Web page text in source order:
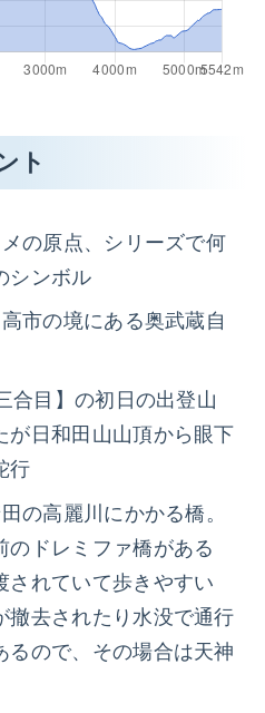
ト
の原点、シリーズで何
シンボル
市の境にある奥武蔵自
合目】の初日の出登山
が日和田山山頂から眼下
行
の高麗川にかかる橋。
のドレミファ橋がある
されていて歩きやすい
撤去されたり水没で通行
るので、その場合は天神